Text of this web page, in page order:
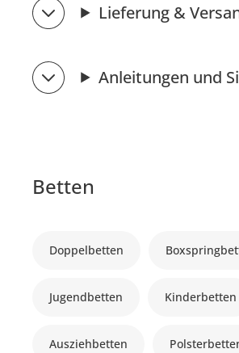
Lieferung &
Anleitungen und
Betten
Doppelbetten
Jugendbetten Kinderbetten
Ausziehbetten